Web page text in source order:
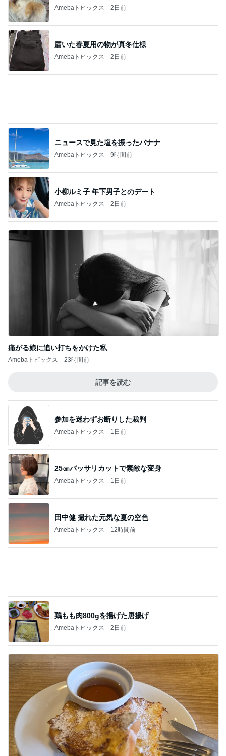
Amebaトピックス 2日前
届いた春夏用の物が真冬仕様
Amebaトピックス 2日前
ニュースで見た塩を振ったバナナ
Amebaトピックス 9時間前
小柳ルミ子 年下男子とのデート
Amebaトピックス 2日前
痛がる娘に追い打ちをかけた私
Amebaトピックス 23時間前
記事を読む
参加を迷わずお断りした裁判
Amebaトピックス 1日前
25㎝バッサリカットで素敵な変身
Amebaトピックス 1日前
田中健 撮れた元気な夏の空色
Amebaトピックス 12時間前
鶏もも肉800gを揚げた唐揚げ
Amebaトピックス 2日前